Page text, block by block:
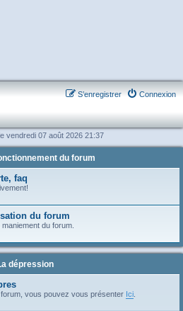
Connexion
S’enregistrer
vendredi 07 août 2026 21:37
du forum
faq
du forum
du forum.
dépression
vous pouvez vous présenter Ici